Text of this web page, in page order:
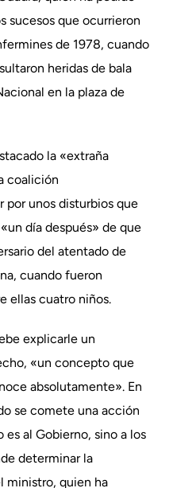
sucesos que ocurrieron
de 1978, cuando
heridas de bala
en la plaza de
la «extraña
coalición
por unos disturbios que
día después» de que
del atentado de
cuando fueron
ellas cuatro niños.
explicarle un
«un concepto que
absolutamente». En
se comete una acción
al Gobierno, sino a los
determinar la
ministro, quien ha